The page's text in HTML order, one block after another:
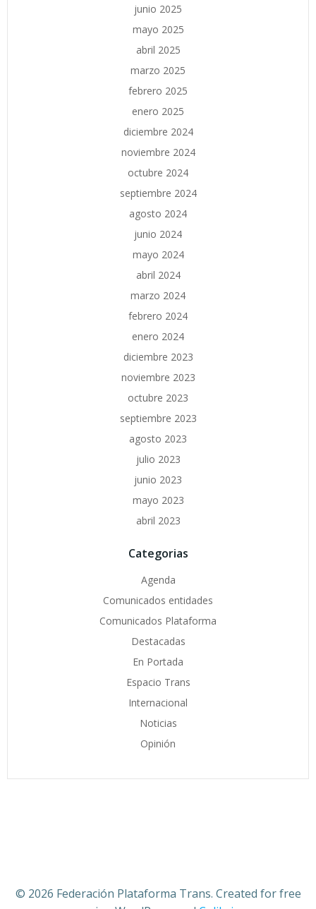
junio 2025
mayo 2025
abril 2025
marzo 2025
febrero 2025
enero 2025
diciembre 2024
noviembre 2024
octubre 2024
septiembre 2024
agosto 2024
junio 2024
mayo 2024
abril 2024
marzo 2024
febrero 2024
enero 2024
diciembre 2023
noviembre 2023
octubre 2023
septiembre 2023
agosto 2023
julio 2023
junio 2023
mayo 2023
abril 2023
Categorias
Agenda
Comunicados entidades
Comunicados Plataforma
Destacadas
En Portada
Espacio Trans
Internacional
Noticias
Opinión
© 2026 Federación Plataforma Trans. Created for free